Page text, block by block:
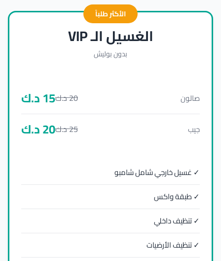
الأكثر طلباً
الغسيل الـ VIP
بدون بوليش
صالون 20د.ك15د.ك
جيب 25د.ك20د.ك
✓ غسيل خارجي شامل شامبو
✓ طبقة واكس
✓ تنظيف داخلي
✓ تنظيف الأرضيات